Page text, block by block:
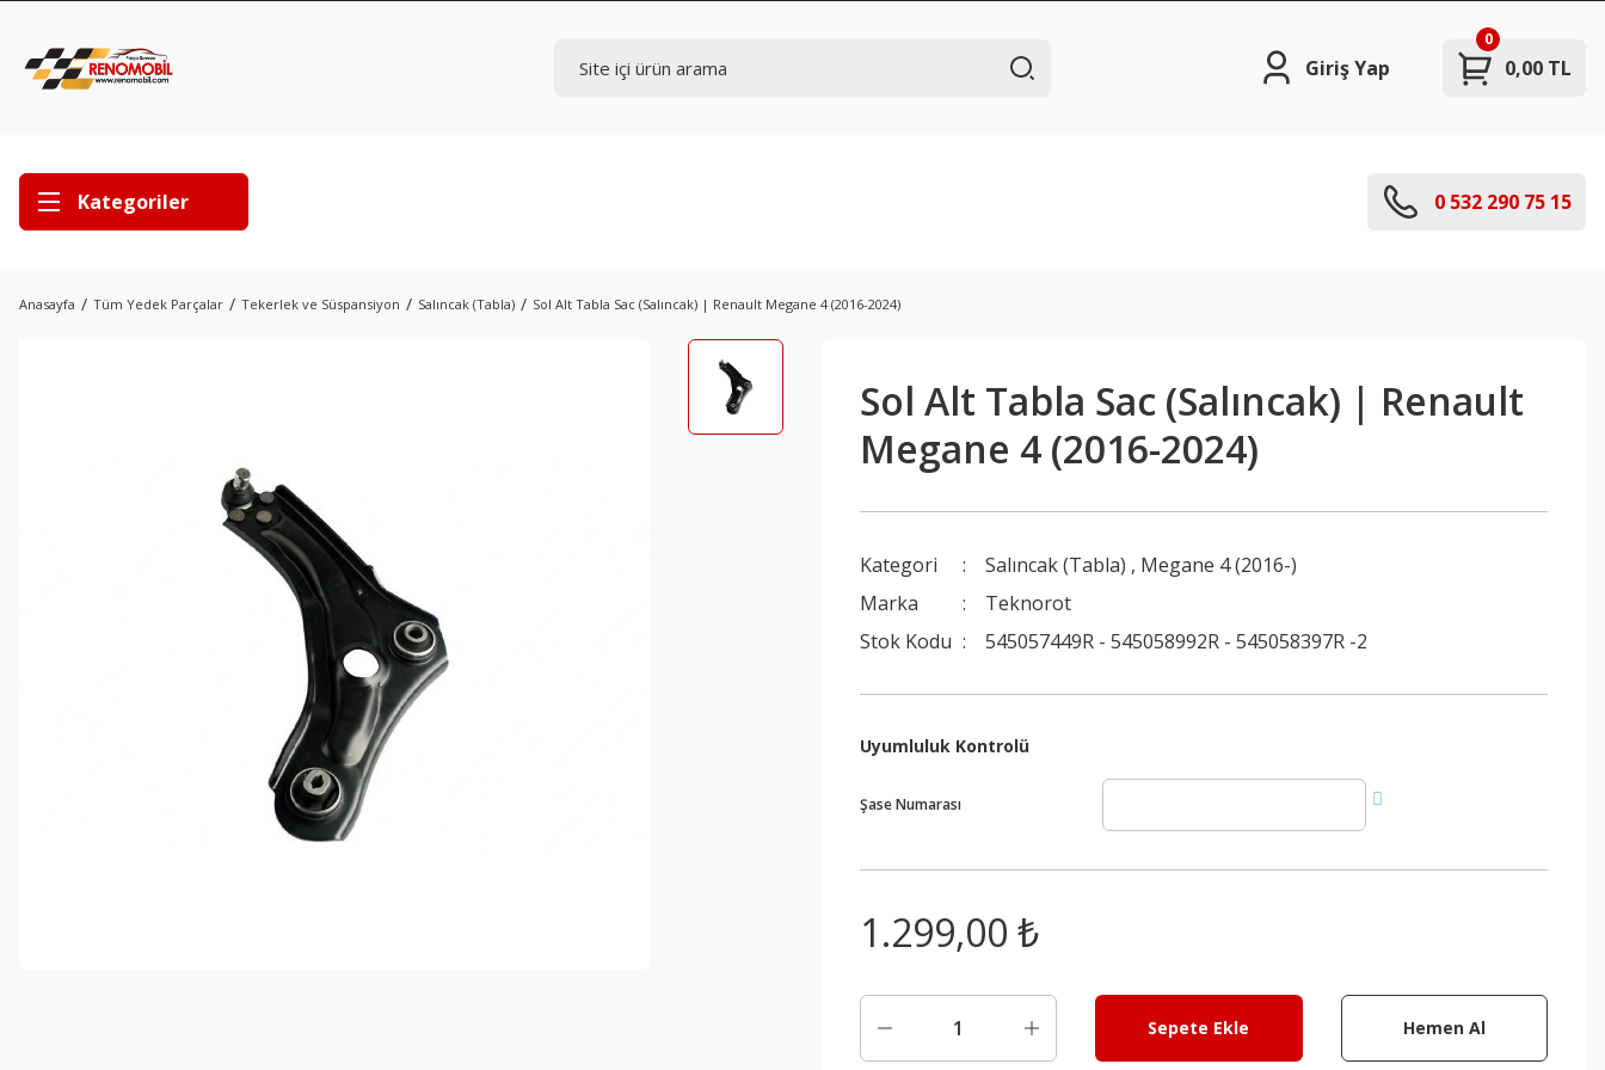
Giriş Yap 0,00 TL
0
Kategoriler 0 532 290 75 15
Anasayfa Tüm Yedek Parçalar Tekerlek ve Süspansiyon Salıncak (Tabla) Sol Alt Tabla Sac (Salıncak) | Renault Megane 4 (2016-2024)
Sol Alt Tabla Sac (Salıncak) | Renault
Megane 4 (2016-2024)
Kategori Salıncak (Tabla) , Megane 4 (2016-)
Marka
Teknorot
Stok Kodu
545057449R - 545058992R - 545058397R -2
Uyumluluk Kontrolü
Şase Numarası
1.299,00 ₺
Sepete Ekle Hemen Al